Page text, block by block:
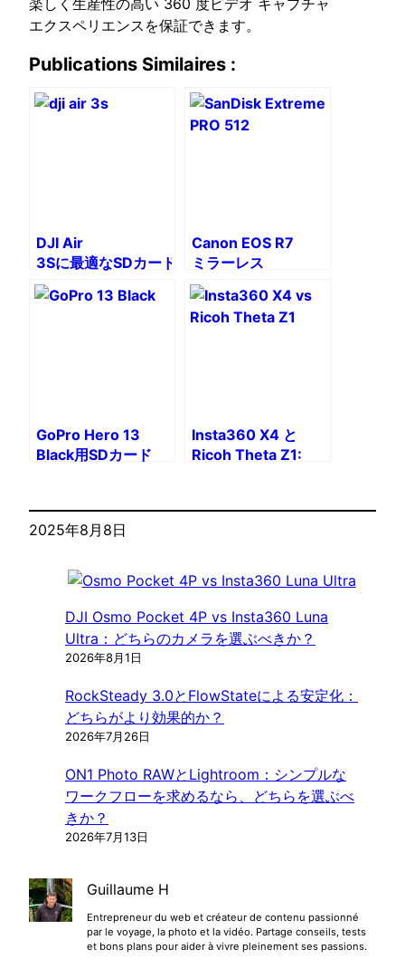
エクスペリエンスを保証できます。
Publications Similaires :
DJI Air
3Sに最適なSDカード
Canon EOS R7
ミラーレス
カメラに最適な SD
カード
GoPro Hero 13
Black用SDカード
Insta360 X4 と
Ricoh Theta Z1:
マーケット
2025年8月8日
DJI Osmo Pocket 4P vs Insta360 Luna
Ultra：どちらのカメラを選ぶべきか？
2026年8月1日
RockSteady 3.0とFlowStateによる安定化：
どちらがより効果的か？
2026年7月26日
ON1 Photo RAWとLightroom：シンプルな
ワークフローを求めるなら、どちらを選ぶべ
きか？
2026年7月13日
Guillaume H
Entrepreneur du web et créateur de contenu passionné
par le voyage, la photo et la vidéo. Partage conseils, tests
et bons plans pour aider à vivre pleinement ses passions.